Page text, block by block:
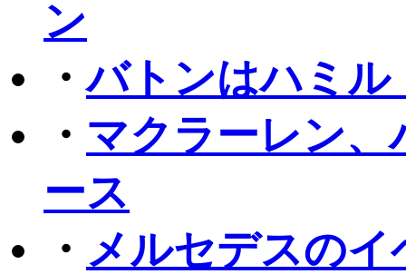
ン
・バトンはハミル
・ マクラーレン
ース
・ メルセデスのイ